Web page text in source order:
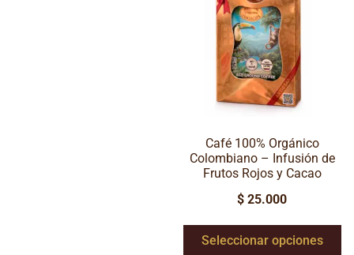
Café 100% Orgánico
Colombiano – Infusión de
Frutos Rojos y Cacao
$ 25.000
Seleccionar opciones